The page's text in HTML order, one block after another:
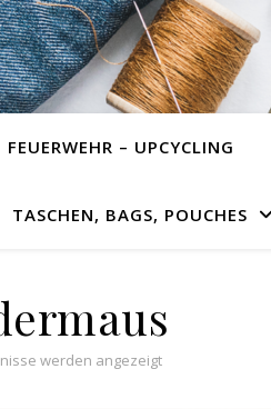
FEUERWEHR – UPCYCLING
TASCHEN, BAGS, POUCHES
werden angezeigt